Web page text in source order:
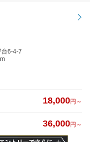
台6-4-7
18,000円～
36,000円～